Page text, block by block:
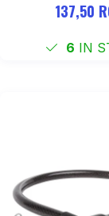
137,50
6 IN